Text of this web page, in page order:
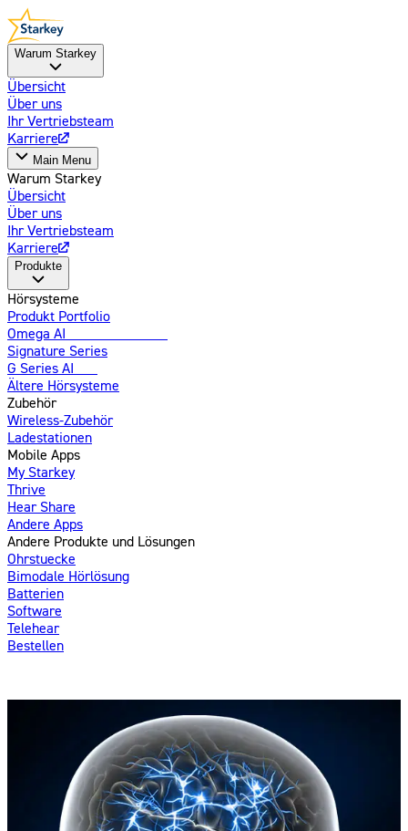
Warum Starkey
Übersicht
Über uns
Ihr Vertriebsteam
Karriere
Main Menu
Warum Starkey
Übersicht
Über uns
Ihr Vertriebsteam
Karriere
Produkte
Hörsysteme
Produkt Portfolio
Omega AI
Signature Series
G Series AI
Ältere Hörsysteme
Zubehör
Wireless-Zubehör
Ladestationen
Mobile Apps
My Starkey
Thrive
Hear Share
Andere Apps
Andere Produkte und Lösungen
Ohrstuecke
Bimodale Hörlösung
Batterien
Software
Telehear
Bestellen